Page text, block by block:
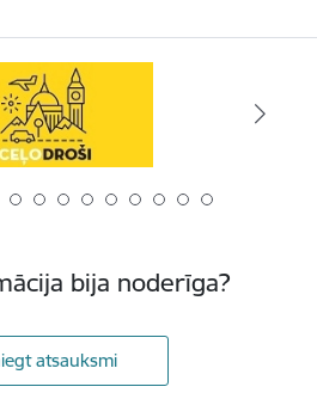
bija noderīga?
atsauksmi